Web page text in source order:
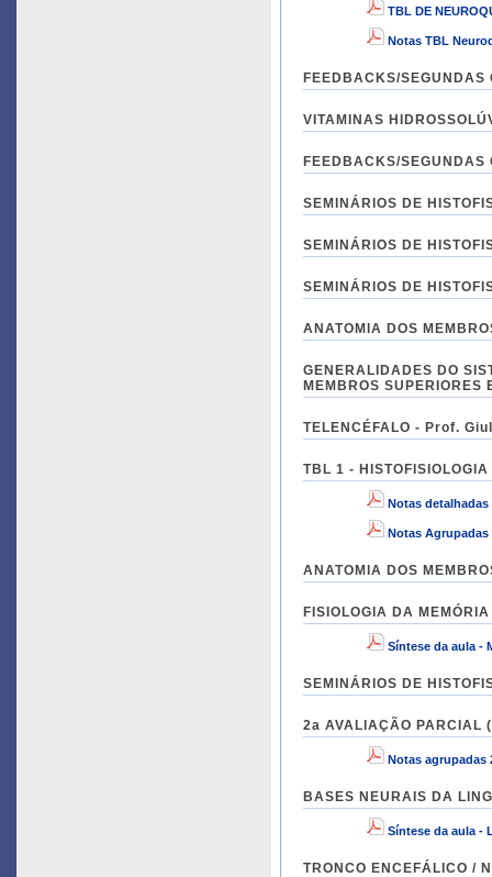
TBL DE
Notas TBL
FEEDBACKS/
VITAMINAS
FEEDBACKS/
SEMINÁRIOS DE
SEMINÁRIOS DE
SEMINÁRIOS DE
ANATOMIA DOS
GENERALIDADES DO
MEMBROS
TELENCÉFALO - Prof.
TBL 1 -
Notas
Notas Agrupadas
ANATOMIA DOS
FISIOLOGIA DA
Síntese da aula -
SEMINÁRIOS DE
2a AVALIAÇÃO PARCIAL
Notas agrupadas
BASES NEURAIS DA
Síntese da aula -
TRONCO ENCEFÁLICO /